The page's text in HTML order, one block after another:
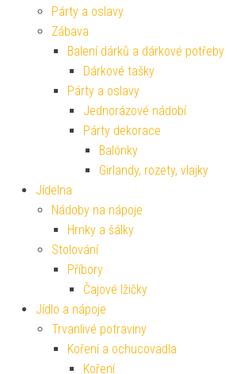
Párty a oslavy
Zábava
Balení dárků a dárkové potřeby
Dárkové tašky
Párty a oslavy
Jednorázové nádobí
Párty dekorace
Balónky
Girlandy, rozety, vlajky
Jídelna
Nádoby na nápoje
Hrnky a šálky
Stolování
Příbory
Čajové lžičky
Jídlo a nápoje
Trvanlivé potraviny
Koření a ochucovadla
Koření